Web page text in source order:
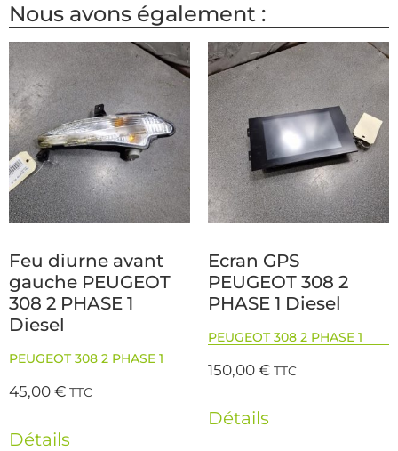
Nous avons également :
Feu diurne avant
gauche PEUGEOT
308 2 PHASE 1
Diesel
PEUGEOT 308 2 PHASE 1
45,00€ TTC
Détails
Ecran GPS
PEUGEOT 308 2
PHASE 1 Diesel
PEUGEOT 308 2 PHASE 1
150,00€ TTC
Détails